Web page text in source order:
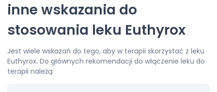
inne wskazania do
stosowania leku Euthyrox
Jest wiele wskazań do tego, aby w terapii skorzystać z leku
Euthyrox. Do głównych rekomendacji do włączenie leku do
terapii należą: